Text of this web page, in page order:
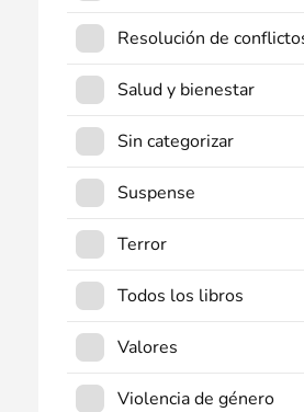
Resolución de
Salud y bienestar
Sin categorizar
Suspense
Terror
Todos los libros
Valores
Violencia de género